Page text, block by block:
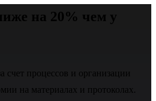
на 20% чем у
счет процессов и организации
на материалах и протоколах.